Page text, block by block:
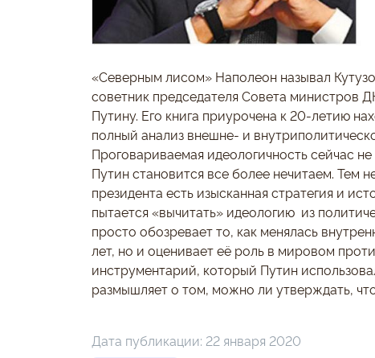
«Северным лисом» Наполеон называл
советник председателя Совета министров
Путину. Его книга приурочена к 20-летию
полный анализ внешне- и
Проговариваемая идеологичность сейчас
Путин становится все более нечитаем. Тем
президента есть изысканная стратегия и
пытается «вычитать» идеологию из
просто обозревает то, как менялась
лет, но и оценивает её роль в мировом
инструментарий, который Путин
размышляет о том, можно ли утверждать,
Дата публикации: 22 января 2020